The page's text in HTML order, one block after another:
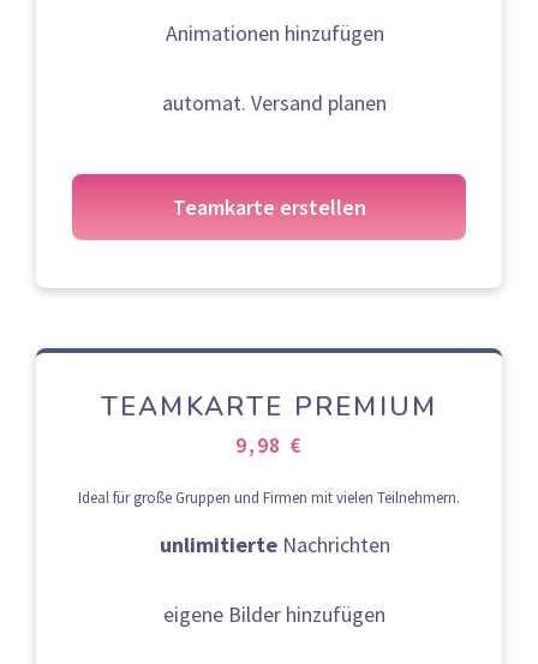
Animationen hinzufügen
automat. Versand planen
Teamkarte erstellen
TEAMKARTE PREMIUM
9,98 €
Ideal für große Gruppen und Firmen mit vielen Teilnehmern.
unlimitierteNachrichten
eigene Bilder hinzufügen